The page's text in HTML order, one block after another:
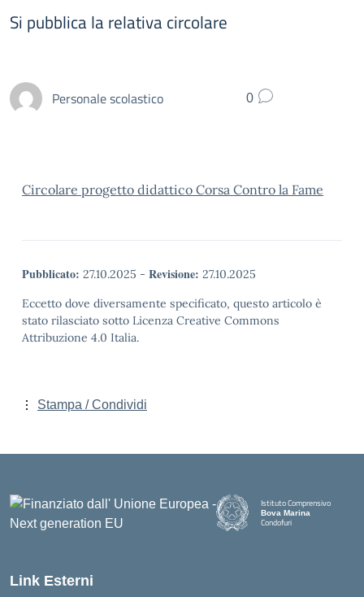
Si pubblica la relativa circolare
Personale scolastico 0
Circolare progetto didattico Corsa Contro la Fame
Pubblicato: 27.10.2025 - Revisione: 27.10.2025
Eccetto dove diversamente specificato, questo articolo è
stato rilasciato sotto Licenza Creative Commons
Attribuzione 4.0 Italia.
Stampa / Condividi
Istituto Comprensivo
Bova Marina
Condofuri
Link Esterni